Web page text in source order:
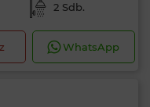
2 Sdb.
WhatsApp